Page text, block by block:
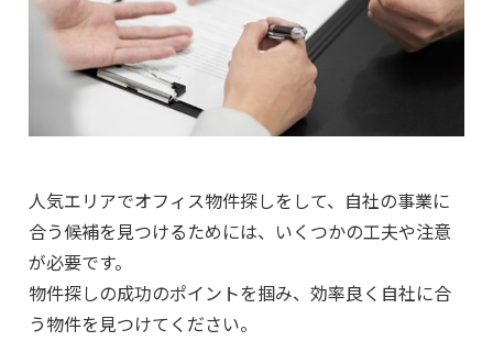
人気エリアでオフィス物件探しをして、自社の事業に
合う候補を見つけるためには、いくつかの工夫や注意
が必要です。
物件探しの成功のポイントを掴み、効率良く自社に合
う物件を見つけてください。